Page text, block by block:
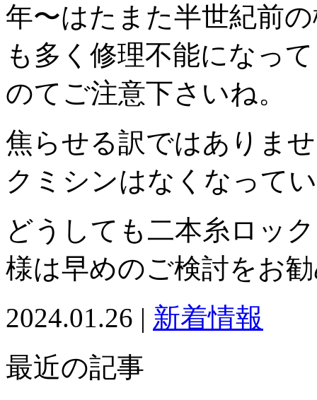
年〜はたまた半世紀前
も多く修理不能になっ
のてご注意下さいね。
焦らせる訳ではありま
クミシンはなくなって
どうしても二本糸ロッ
様は早めのご検討をお
2024.01.26 | 新着情報
最近の記事